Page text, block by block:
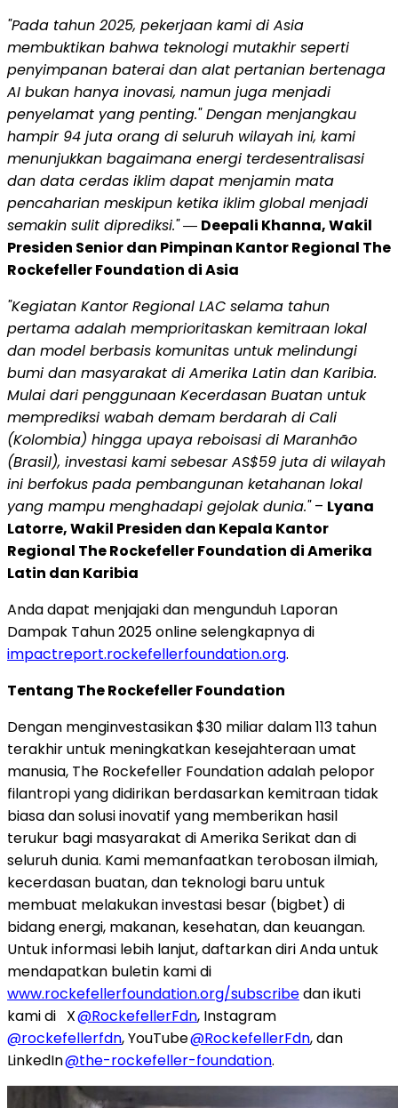
"Pada tahun 2025, pekerjaan kami di Asia
membuktikan bahwa teknologi mutakhir seperti
penyimpanan baterai dan alat pertanian bertenaga
AI bukan hanya inovasi, namun juga menjadi
penyelamat yang penting." Dengan menjangkau
hampir 94 juta orang di seluruh wilayah ini, kami
menunjukkan bagaimana energi terdesentralisasi
dan data cerdas iklim dapat menjamin mata
pencaharian meskipun ketika iklim global menjadi
semakin sulit diprediksi."― Deepali Khanna, Wakil
Presiden Senior dan Pimpinan Kantor Regional The
Rockefeller Foundation di Asia
"Kegiatan Kantor Regional LAC selama tahun
pertama adalah memprioritaskan kemitraan lokal
dan model berbasis komunitas untuk melindungi
bumi dan masyarakat di Amerika Latin dan Karibia.
Mulai dari penggunaan Kecerdasan Buatan untuk
memprediksi wabah demam berdarah di Cali
(Kolombia) hingga upaya reboisasi di Maranhão
(Brasil), investasi kami sebesar AS$59 juta di wilayah
ini berfokus pada pembangunan ketahanan lokal
yang mampu menghadapi gejolak dunia."– Lyana
Latorre, Wakil Presiden dan Kepala Kantor
Regional The Rockefeller Foundation di Amerika
Latin dan Karibia
Anda dapat menjajaki dan mengunduh Laporan
Dampak Tahun 2025 online selengkapnya di
impactreport.rockefellerfoundation.org.
Tentang The Rockefeller Foundation
Dengan menginvestasikan $30 miliar dalam 113 tahun
terakhir untuk meningkatkan kesejahteraan umat
manusia, The Rockefeller Foundation adalah pelopor
filantropi yang didirikan berdasarkan kemitraan tidak
biasa dan solusi inovatif yang memberikan hasil
terukur bagi masyarakat di Amerika Serikat dan di
seluruh dunia. Kami memanfaatkan terobosan ilmiah,
kecerdasan buatan, dan teknologi baru untuk
membuat melakukan investasi besar (bigbet) di
bidang energi, makanan, kesehatan, dan keuangan.
Untuk informasi lebih lanjut, daftarkan diri Anda untuk
mendapatkan buletin kami di
www.rockefellerfoundation.org/subscribedan ikuti
kami di X@RockefellerFdn, Instagram
@rockefellerfdn, YouTube@RockefellerFdn, dan
LinkedIn@the-rockefeller-foundation.